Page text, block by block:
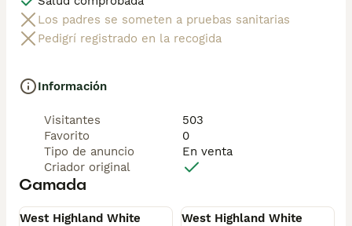
🐾 Cachorros sanos, sociables y criados con mucho
cariño.
y precios por mensaje privado!
Los padres se someten a pruebas sanitarias
Pedigrí registrado en la recogida
Información
Visitantes
503
Favorito
0
Tipo de anuncio
En venta
Criador original
Camada
West Highland White
West Highland White